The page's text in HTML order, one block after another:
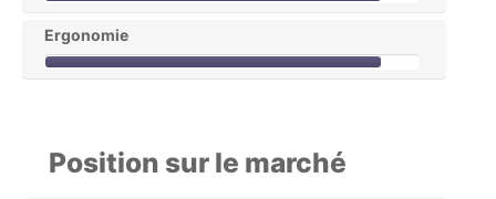
Ergonomie
Position sur le marché